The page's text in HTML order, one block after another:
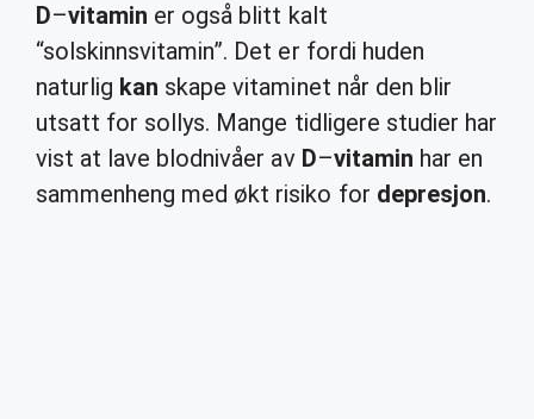
D–vitamin er også blitt kalt
“solskinnsvitamin”. Det er fordi huden
naturlig kan skape vitaminet når den blir
utsatt for sollys. Mange tidligere studier har
vist at lave blodnivåer av D–vitamin har en
sammenheng med økt risiko for depresjon.